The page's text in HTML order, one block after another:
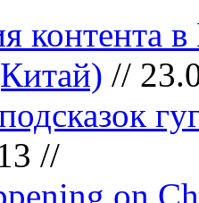
контента
//
//
on